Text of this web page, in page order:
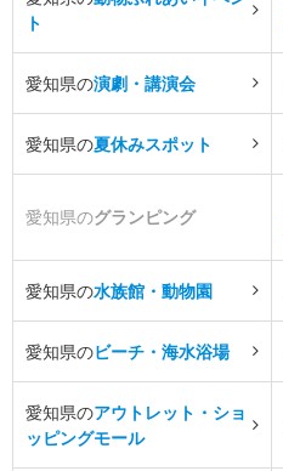
ト
愛知県の演劇・講演会
愛知県の夏休みスポット
愛知県のグランピング
愛知県の水族館・動物園
愛知県のビーチ・海水浴場
愛知県のアウトレット・ショ
ッピングモール